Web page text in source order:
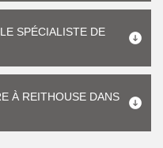
SPÉCIALISTE DE
À REITHOUSE DANS